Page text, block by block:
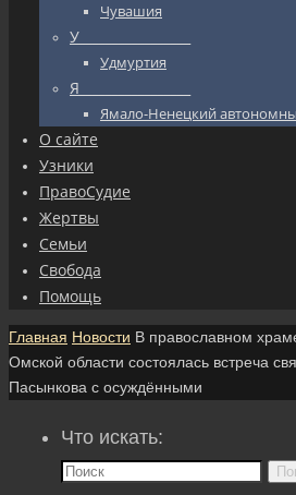
Чувашия
У_________________
Удмуртия
Я_________________
Ямало-Ненецкий
О сайте
Узники
ПравоСудие
Жертвы
Семьи
Свобода
Помощь
Главная Новости В православном
Омской области состоялась встреча
Пасынкова с осуждёнными
Что искать: